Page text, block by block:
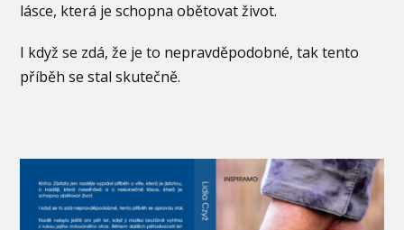
lásce, která je schopna obětovat život.
I když se zdá, že je to nepravděpodobné, tak tento
příběh se stal skutečně.